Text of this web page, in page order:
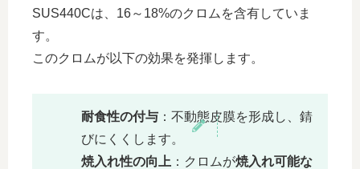
SUS440Cは、16～18%のクロムを含有していま
す。
このクロムが以下の効果を発揮します。
耐食性の付与 ：不動態皮膜を形成し、錆
びにくくします。
焼入れ性の向上 ：クロムが焼入れ可能な